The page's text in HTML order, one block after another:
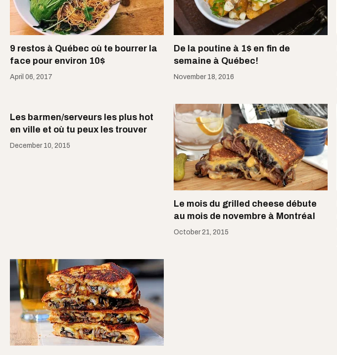
9 restos à Québec où te bourrer la
face pour environ 10$
April 06, 2017
De la poutine à 1$ en fin de
semaine à Québec!
November 18, 2016
Les barmen/serveurs les plus hot
en ville et où tu peux les trouver
December 10, 2015
Le mois du grilled cheese débute
au mois de novembre à Montréal
October 21, 2015